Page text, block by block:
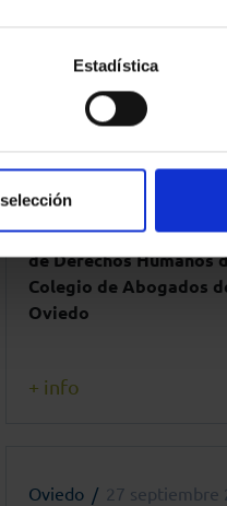
Estadística
Oviedo 20 diciembre
Presentación de la
de Derechos Humanos
Colegio de Abogados
Oviedo
+ info
Oviedo 27 septiembre